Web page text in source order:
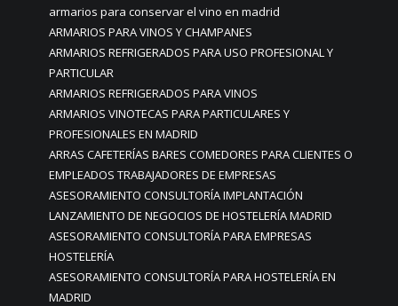
armarios para conservar el vino en madrid
ARMARIOS PARA VINOS Y CHAMPANES
ARMARIOS REFRIGERADOS PARA USO PROFESIONAL Y
PARTICULAR
ARMARIOS REFRIGERADOS PARA VINOS
ARMARIOS VINOTECAS PARA PARTICULARES Y
PROFESIONALES EN MADRID
ARRAS CAFETERÍAS BARES COMEDORES PARA CLIENTES O
EMPLEADOS TRABAJADORES DE EMPRESAS
ASESORAMIENTO CONSULTORÍA IMPLANTACIÓN
LANZAMIENTO DE NEGOCIOS DE HOSTELERÍA MADRID
ASESORAMIENTO CONSULTORÍA PARA EMPRESAS
HOSTELERÍA
ASESORAMIENTO CONSULTORÍA PARA HOSTELERÍA EN
MADRID